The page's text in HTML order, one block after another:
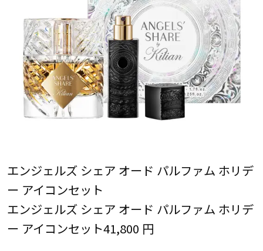
エンジェルズ シェア オード パルファム ホリデ
ー アイコンセット
エンジェルズ シェア オード パルファム ホリデ
ー アイコンセット41,800 円